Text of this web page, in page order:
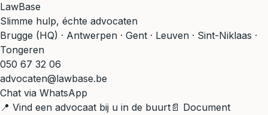
LawBase
Slimme hulp, échte advocaten
Brugge (HQ) · Antwerpen · Gent · Leuven · Sint-Niklaas ·
Tongeren
050 67 32 06
advocaten@lawbase.be
Chat via WhatsApp
📍 Vind een advocaat bij u in de buurt 📄 Document